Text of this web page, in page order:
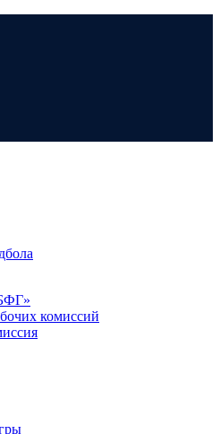
комиссий